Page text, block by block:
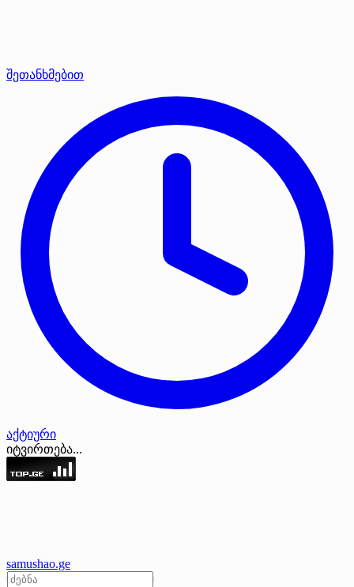
შეთანხმებით
აქტიური
იტვირთება...
samushao.ge